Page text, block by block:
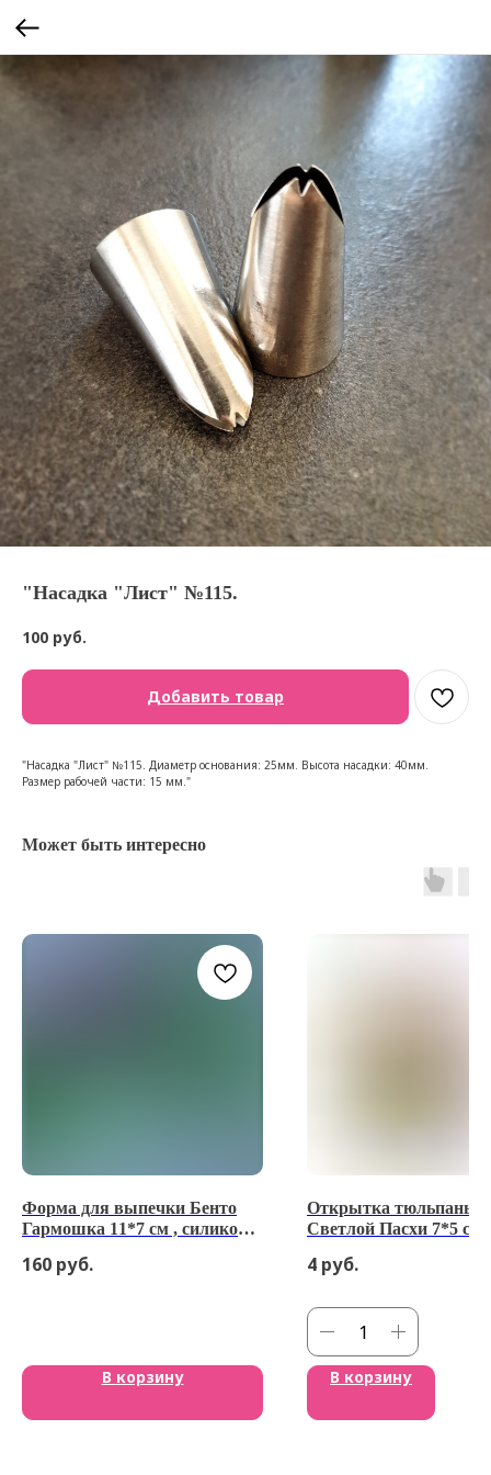
"Насадка "Лист" №115.
100 руб.
Добавить товар
"Насадка "Лист" №115. Диаметр основания: 25мм. Высота насадки: 40мм.
Размер рабочей части: 15 мм."
Может быть интересно
Форма для выпечки Бенто
Гармошка 11*7 см , силикон
160 руб.
В корзину
Открытка тюльпаны
Светлой Пасхи 7*5 см
4 руб.
В корзину